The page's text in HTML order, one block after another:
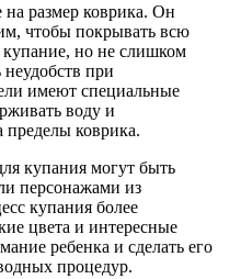
размер коврика. Он
чтобы покрывать всю
купание, но не слишком
при
имеют специальные
воду и
пределы коврика.
купания могут быть
персонажами из
купания более
цвета и интересные
ребенка и сделать его
процедур.